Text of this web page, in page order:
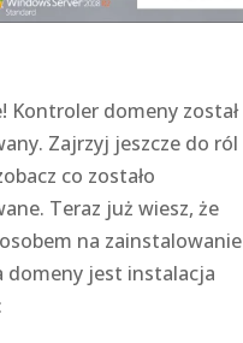
Kontroler domeny został
Zajrzyj jeszcze do ról
co zostało
Teraz już wiesz, że
na zainstalowanie
domeny jest instalacja